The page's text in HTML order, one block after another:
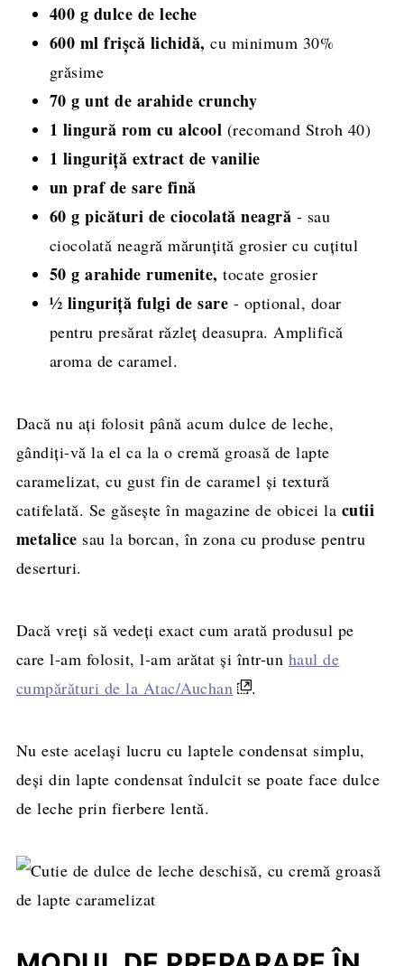
400 g dulce de leche
600 ml frișcă lichidă,cu minimum 30%
grăsime
70 g unt de arahide crunchy
1 lingură rom cu alcool (recomand Stroh 40)
1 linguriță extract de vanilie
un praf de sare fină
60 g picături de ciocolată neagră - sau
ciocolată neagră mărunțită grosier cu cuțitul
50 g arahide rumenite,tocate grosier
½ linguriță fulgi de sare - optional, doar
pentru presărat răzleț deasupra. Amplifică
aroma de caramel.
Dacă nu ați folosit până acum dulce de leche,
gândiți-vă la el ca la o cremă groasă de lapte
caramelizat, cu gust fin de caramel și textură
catifelată. Se găsește în magazine de obicei la cutii
metalice sau la borcan, în zona cu produse pentru
deserturi.
Dacă vreți să vedeți exact cum arată produsul pe
care l-am folosit, l-am arătat și într-un haul de
cumpărături de la Atac/Auchan
.
Nu este același lucru cu laptele condensat simplu,
deși din lapte condensat îndulcit se poate face dulce
de leche prin fierbere lentă.